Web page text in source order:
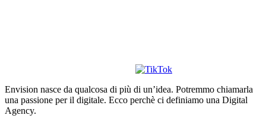
Envision nasce da qualcosa di più di un’idea. Potremmo chiamarla
una passione per il digitale. Ecco perchè ci definiamo una Digital
Agency.